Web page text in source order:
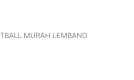
MURAH LEMBANG